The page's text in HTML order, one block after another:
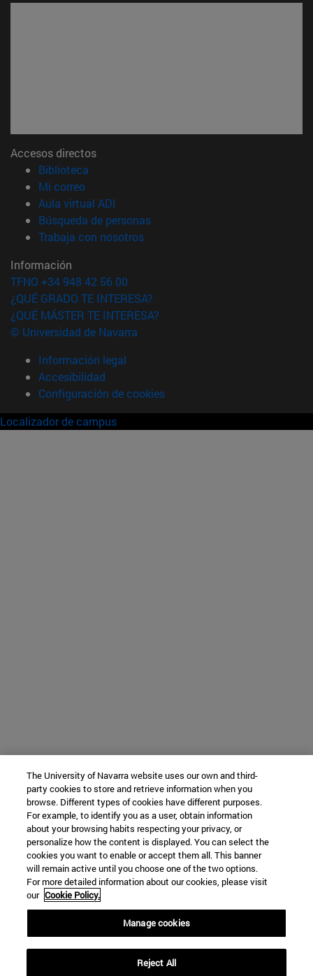
Accesos directos
Biblioteca
Mi correo(abre en nueva ventana)
Aula virtual ADI
Búsqueda de personas(abre en nueva ventana)
Trabaja con nosotros(abre en nueva ventana)
Información
TFNO +34 948 42 56 00
¿QUÉ GRADO TE INTERESA?
¿QUÉ MÁSTER TE INTERESA?
© Universidad de Navarra
Información legal
Accesibilidad
Configuración de cookies
Localizador de campus
The University of Navarra website uses our own and third-
party cookies to store and retrieve information when you
browse. Different types of cookies have different purposes.
For example, to identify you as a user, obtain information
about your browsing habits respecting your privacy, or
personalize how the content is displayed. You can select the
cookies you want to enable or accept them all. This banner
will remain active until you choose one of the two options.
For more detailed information about our cookies, please visit
our Cookie Policy.
Manage cookies
Reject All